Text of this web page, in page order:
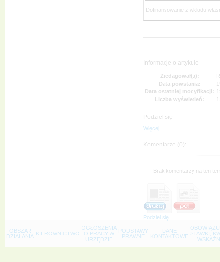
Dofinansowanie z wkładu
Informacje o artykule
Zredagował(a):
Data powstania:
Data ostatniej modyfikacji:
Liczba wyświetleń:
Podziel się
Więcej
Komentarze (0):
Brak komentarzy na ten
Podziel się
OBSZAR
DZIAŁANIA KIEROWNICTWO
OGŁOSZENIA
O PRACY W
URZĘDZIE
PODSTAWY
PRAWNE
DANE
KONTAKTOWE STAWKI,